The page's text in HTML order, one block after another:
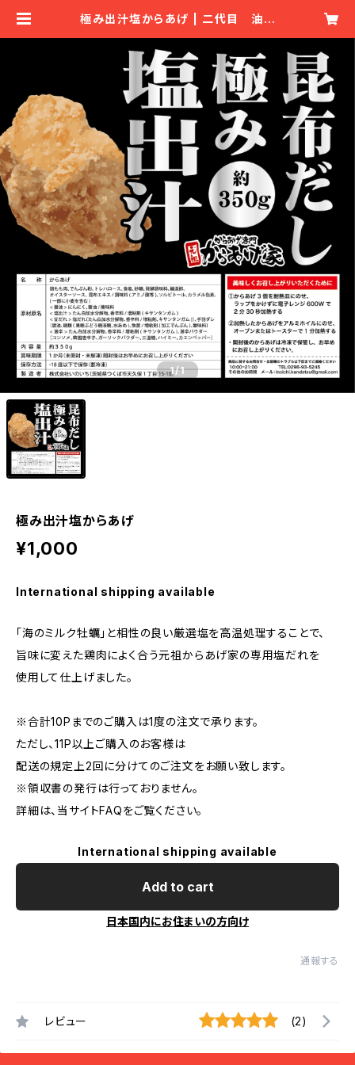
極み出汁塩からあげ | 二代目 油や
1/1
極み出汁塩からあげ
¥1,000
International shipping available
「海のミルク牡蠣」と相性の良い厳選塩を高温処理することで、
旨味に変えた鶏肉によく合う元祖からあげ家の専用塩だれを
使用して仕上げました。
※合計10Pまでのご購入は1度の注文で承ります。
ただし、11P以上ご購入のお客様は
配送の規定上2回に分けてのご注文をお願い致します。
※領収書の発行は行っておりません。
詳細は、当サイトFAQをご覧ください。
International shipping available
Add to cart
日本国内にお住まいの方向け
通報する
レビュー (2)